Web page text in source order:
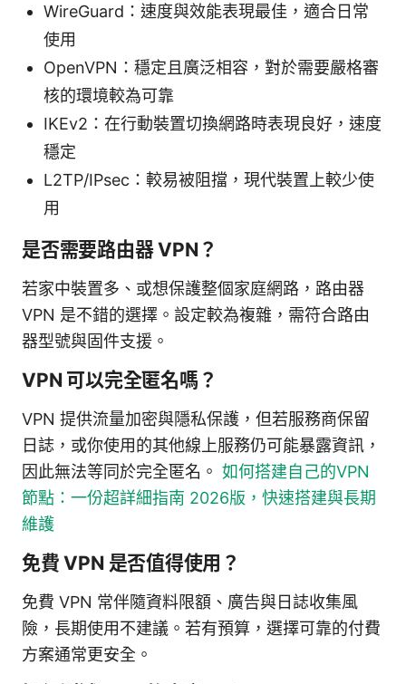
WireGuard：速度與效能表現最佳，適合日常
使用
OpenVPN：穩定且廣泛相容，對於需要嚴格審
核的環境較為可靠
IKEv2：在行動裝置切換網路時表現良好，速度
穩定
L2TP/IPsec：較易被阻擋，現代裝置上較少使
用
是否需要路由器 VPN？
若家中裝置多、或想保護整個家庭網路，路由器
VPN 是不錯的選擇。設定較為複雜，需符合路由
器型號與固件支援。
VPN 可以完全匿名嗎？
VPN 提供流量加密與隱私保護，但若服務商保留
日誌，或你使用的其他線上服務仍可能暴露資訊，
因此無法等同於完全匿名。 如何搭建自己的VPN
節點：一份超詳細指南 2026版，快速搭建與長期
維護
免費 VPN 是否值得使用？
免費 VPN 常伴隨資料限額、廣告與日誌收集風
險，長期使用不建議。若有預算，選擇可靠的付費
方案通常更安全。